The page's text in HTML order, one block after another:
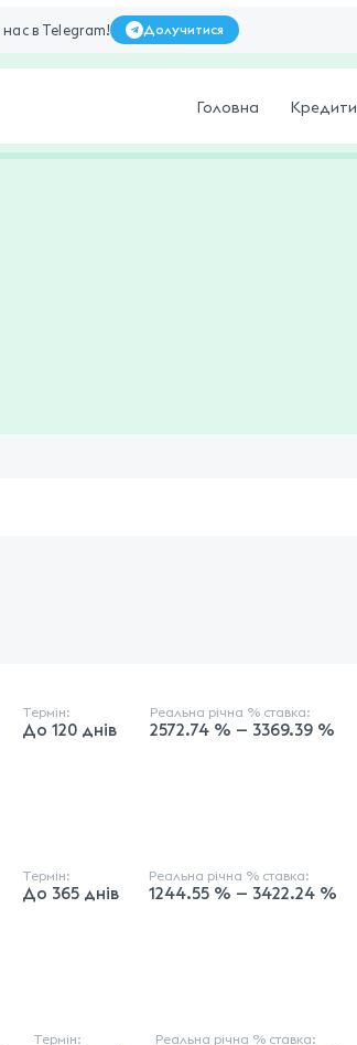
нас в Telegram! Долучитися
Головна Кредити
Термін:
До 120 днів
Реальна річна % ставка:
2572.74 % — 3369.39 %
Термін:
До 365 днів
Реальна річна % ставка:
1244.55 % — 3422.24 %
Термін: Реальна річна % ставка: